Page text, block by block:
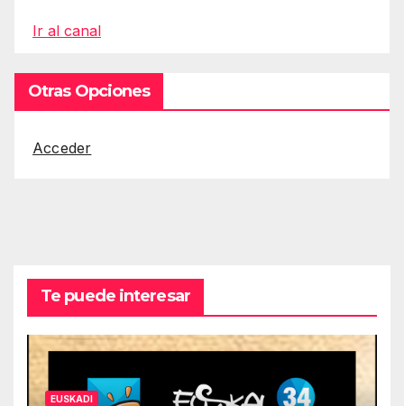
Ir al canal
Otras Opciones
Acceder
Te puede interesar
EUSKADI